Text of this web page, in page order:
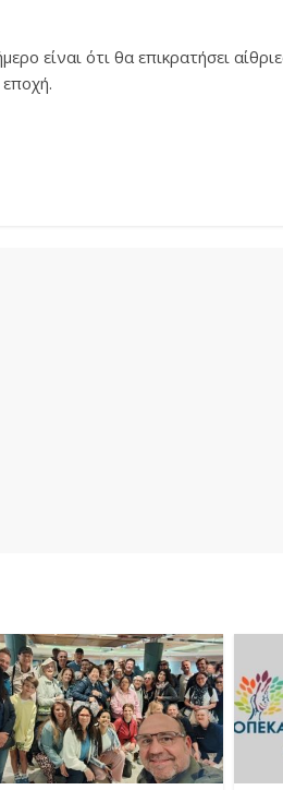
είναι ότι θα επικρατήσει